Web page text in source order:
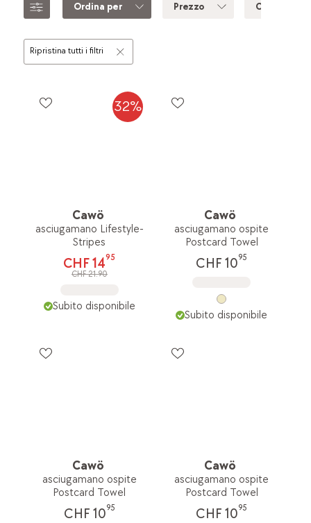
Ordina per Prezzo Colore
Ripristina tutti i filtri
32%
Cawö
asciugamano Lifestyle-
Stripes
CHF 1495
CHF 21.90
Subito disponibile
Cawö
asciugamano ospite
Postcard Towel
CHF 1095
Subito disponibile
Cawö
asciugamano ospite
Postcard Towel
CHF 1095
Cawö
asciugamano ospite
Postcard Towel
CHF 1095